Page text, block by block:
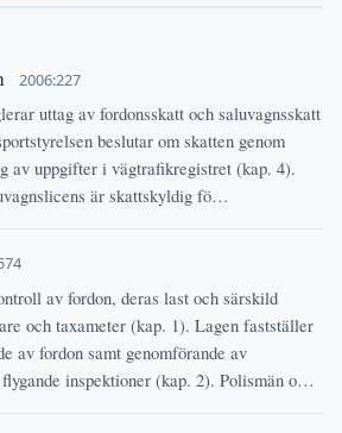
2006:227
uttag av fordonsskatt och saluvagnsskatt
beslutar om skatten genom
av uppgifter i vägtrafikregistret (kap. 4).
är skattskyldig fö…
av fordon, deras last och särskild
och taxameter (kap. 1). Lagen fastställer
av fordon samt genomförande av
inspektioner (kap. 2). Polismän o…